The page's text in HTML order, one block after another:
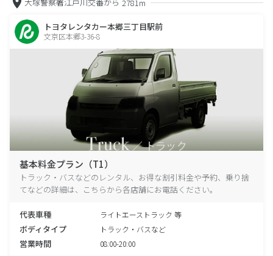
2781m
トヨタレンタカー本郷三丁目駅前
文京区本郷3-36-8
基本料金プラン（T1）
トラック・バスなどのレンタル、お得な割引料金や予約、乗り捨
てなどの詳細は、こちらから各店舗にお電話ください。
代表車種 ライトエーストラック 等
ボディタイプ トラック・バスなど
営業時間 08:00-20:00